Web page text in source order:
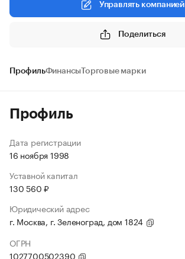
Управлять компанией
Поделиться
ПрофильФинансы Торговые марки
Профиль
Дата регистрации
16 ноября 1998
Уставной капитал
130 560 ₽
Юридический адрес
г. Москва, г. Зеленоград, дом 1824
ОГРН
1027700502390